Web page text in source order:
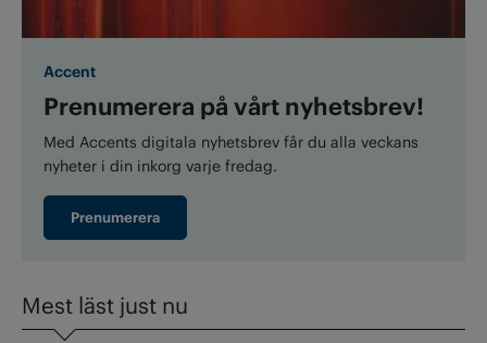
Accent
Prenumerera på vårt nyhetsbrev!
Med Accents digitala nyhetsbrev får du alla veckans
nyheter i din inkorg varje fredag.
Prenumerera
Mest läst just nu